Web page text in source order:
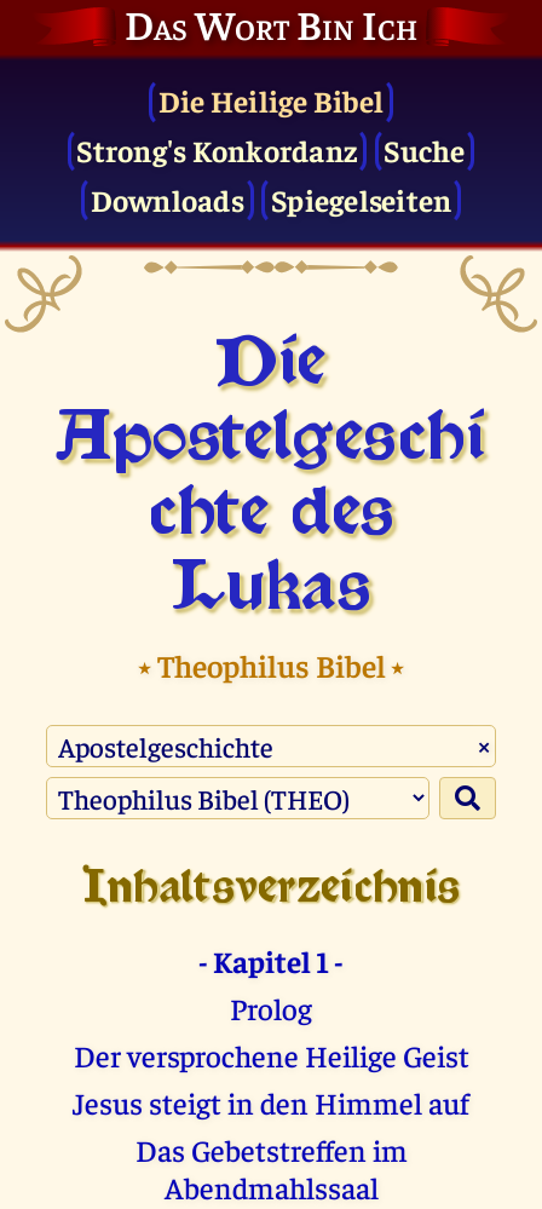
Das Wort Bin Ich
Die Heilige Bibel
Strong's Konkordanz
Suche
Downloads
Spiegelseiten
Die
Apostelgeschi
chte des
Lukas
⭑Theophilus Bibel⭑
×
Inhaltsverzeichnis
- Kapitel 1 -
Prolog
Der versprochene Heilige Geist
Jesus steigt in den Himmel auf
Das Gebetstreffen im
Abendmahlssaal